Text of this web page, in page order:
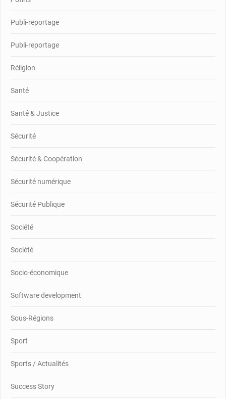
Publi-reportage
Publi-reportage
Réligion
Santé
Santé & Justice
Sécurité
Sécurité & Coopération
Sécurité numérique
Sécurité Publique
Société
Société
Socio-économique
Software development
Sous-Régions
Sport
Sports / Actualités
Success Story